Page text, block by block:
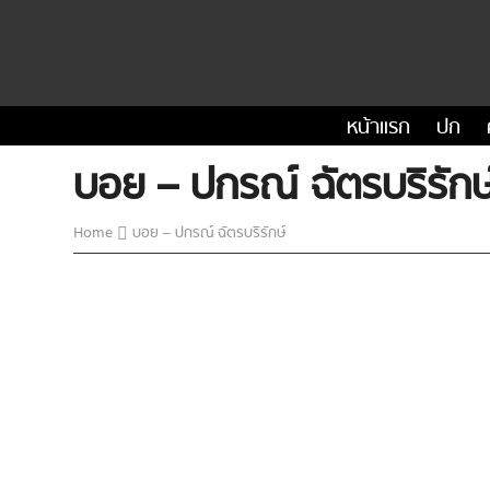
หน้าแรก ปก
บอย – ปกรณ์ ฉัตรบริรัก
Home บอย – ปกรณ์ ฉัตรบริรักษ์